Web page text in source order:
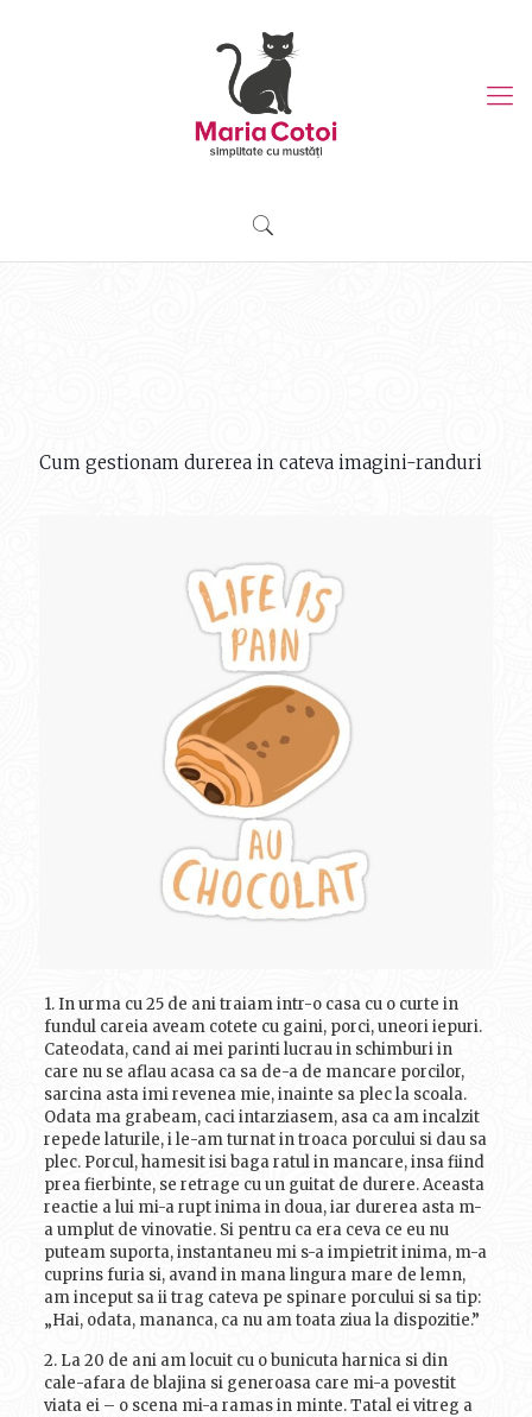
Cum gestionam durerea in cateva imagini-randuri
1. In urma cu 25 de ani traiam intr-o casa cu o curte in
fundul careia aveam cotete cu gaini, porci, uneori iepuri.
Cateodata, cand ai mei parinti lucrau in schimburi in
care nu se aflau acasa ca sa de-a de mancare porcilor,
sarcina asta imi revenea mie, inainte sa plec la scoala.
Odata ma grabeam, caci intarziasem, asa ca am incalzit
repede laturile, i le-am turnat in troaca porcului si dau sa
plec. Porcul, hamesit isi baga ratul in mancare, insa fiind
prea fierbinte, se retrage cu un guitat de durere. Aceasta
reactie a lui mi-a rupt inima in doua, iar durerea asta m-
a umplut de vinovatie. Si pentru ca era ceva ce eu nu
puteam suporta, instantaneu mi s-a impietrit inima, m-a
cuprins furia si, avand in mana lingura mare de lemn,
am inceput sa ii trag cateva pe spinare porcului si sa tip:
„Hai, odata, mananca, ca nu am toata ziua la dispozitie.”
2. La 20 de ani am locuit cu o bunicuta harnica si din
cale-afara de blajina si generoasa care mi-a povestit
viata ei – o scena mi-a ramas in minte. Tatal ei vitreg a